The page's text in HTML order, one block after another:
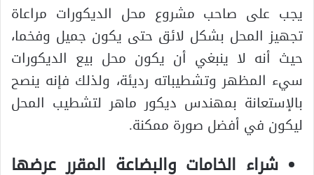
يجب على صاحب مشروع محل الديكورات مراعاة
تجهيز المحل بشكل لائق حتى يكون جميل وفخما،
حيث أنه لا ينبغي أن يكون محل بيع الديكورات
سيء المظهر وتشطيباته رديئة، ولذلك فإنه ينصح
بالإستعانة بمهندس ديكور ماهر لتشطيب المحل
ليكون في أفضل صورة ممكنة.
شراء الخامات والبضاعة المقرر عرضها